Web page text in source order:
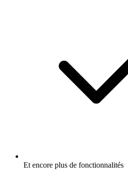
Et encore plus de fonctionnalités